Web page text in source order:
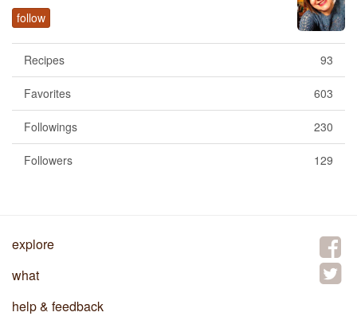
follow
93
Recipes
603
Favorites
230
Followings
129
Followers
explore
what
help & feedback